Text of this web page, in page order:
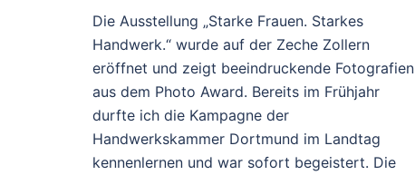
Die Ausstellung „Starke Frauen. Starkes
Handwerk.“ wurde auf der Zeche Zollern
eröffnet und zeigt beeindruckende Fotografien
aus dem Photo Award. Bereits im Frühjahr
durfte ich die Kampagne der
Handwerkskammer Dortmund im Landtag
kennenlernen und war sofort begeistert. Die